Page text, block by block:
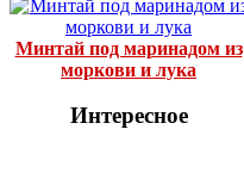
Минтай под маринадом из
моркови и лука
Интересное